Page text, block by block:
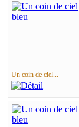
Un coin de ciel...